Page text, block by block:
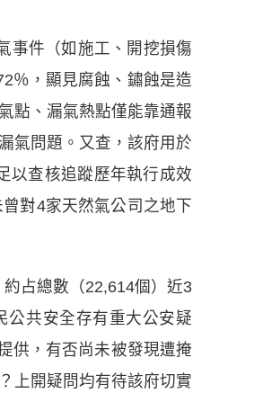
事件（如施工、開挖損傷
％，顯見腐蝕、鏽蝕是造
點、漏氣熱點僅能靠通報
氣問題。又查，該府用於
以查核追蹤歷年執行成效
對4家天然氣公司之地下
占總數（22,614個）近3
公共安全存有重大公安疑
供，有否尚未被發現遭掩
上開疑問均有待該府切實